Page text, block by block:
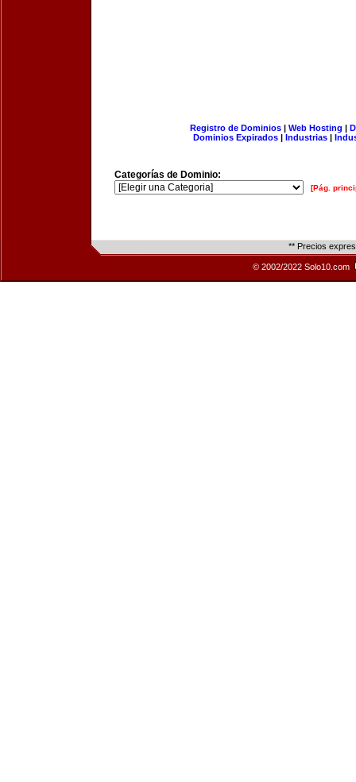
Registro de Dominios| Web Hosting |
Dominios Expirados | Industrias |
Categorías de Dominio:
[Pág.
** Precios
© 2002/2022 Solo10.com